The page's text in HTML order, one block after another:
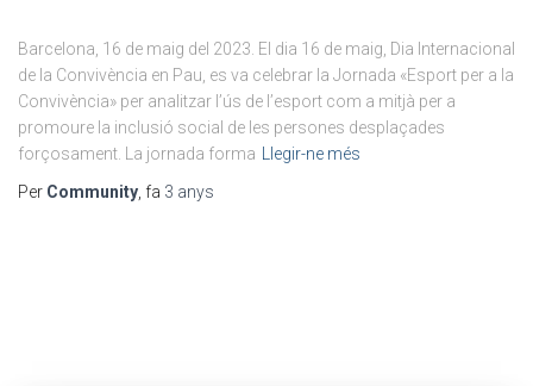
Barcelona, 16 de maig del 2023. El dia 16 de maig, Dia Internacional
de la Convivència en Pau, es va celebrar la Jornada «Esport per a la
Convivència» per analitzar l’ús de l’esport com a mitjà per a
promoure la inclusió social de les persones desplaçades
forçosament. La jornada forma
Llegir-ne més
Per Community , fa 3 anys